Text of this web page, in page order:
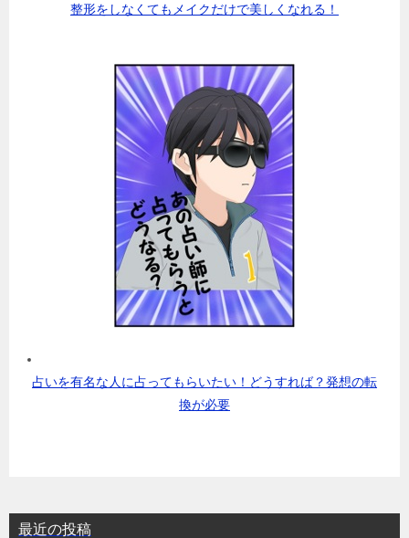
整形をしなくてもメイクだけで美しくなれる！
占いを有名な人に占ってもらいたい！どうすれば？発想の転
換が必要
最近の投稿